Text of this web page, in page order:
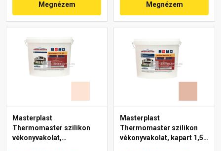
Megnézem Megnézem
Masterplast
Thermomaster szilikon
vékonyvakolat,
Masterplast
Thermomaster szilikon
vékonyvakolat, kapart 1,5